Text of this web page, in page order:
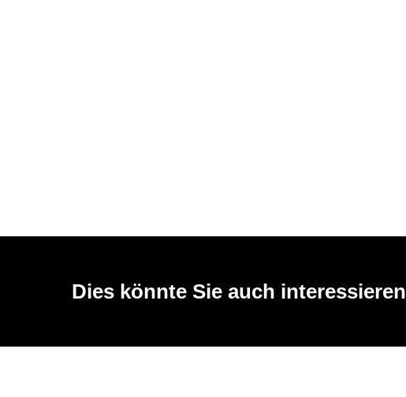
Dies könnte Sie auch interessieren